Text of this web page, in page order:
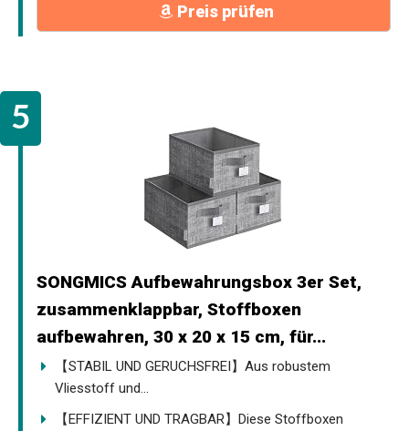
Preis prüfen
SONGMICS Aufbewahrungsbox 3er Set,
zusammenklappbar, Stoffboxen
aufbewahren, 30 x 20 x 15 cm, für...
【STABIL UND GERUCHSFREI】Aus robustem
Vliesstoff und...
【EFFIZIENT UND TRAGBAR】Diese Stoffboxen